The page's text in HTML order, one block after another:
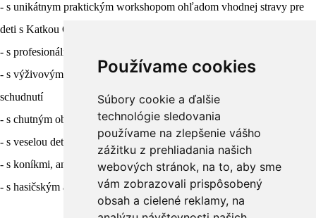
Používame cookies
Súbory cookie a ďalšie
technológie sledovania
používame na zlepšenie vášho
zážitku z prehliadania našich
webových stránok, na to, aby sme
vám zobrazovali prispôsobený
obsah a cielené reklamy, na
- s unikátnym praktickým workshopom ohľadom vhodnej stravy pre
deti s Katkou Ovečkovou Medveďovou z JemIné aj s ochutnávkami
- s profesionálnou fotografkou pre exkluzívne rodinné foto
- s výživovým poradcom a diagnostikou tela pre poradenstvo o
schudnutí
- s chutným občerstvením
- s veselou detskou mini diskotékou pod holým nebom
- s koníkmi, animátormi, šašom, moderátorom, DJ-jom a vizážistkou
- s hasičským autom pre malých aj veľkých hasičov